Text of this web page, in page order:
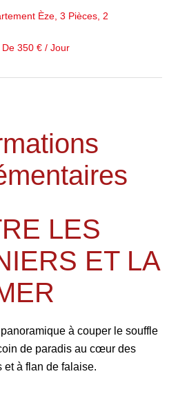
Èze, 3 Pièces, 2
350 € / Jour
LES
ET LA
à couper le souffle
de paradis au cœur des
et à flan de falaise.